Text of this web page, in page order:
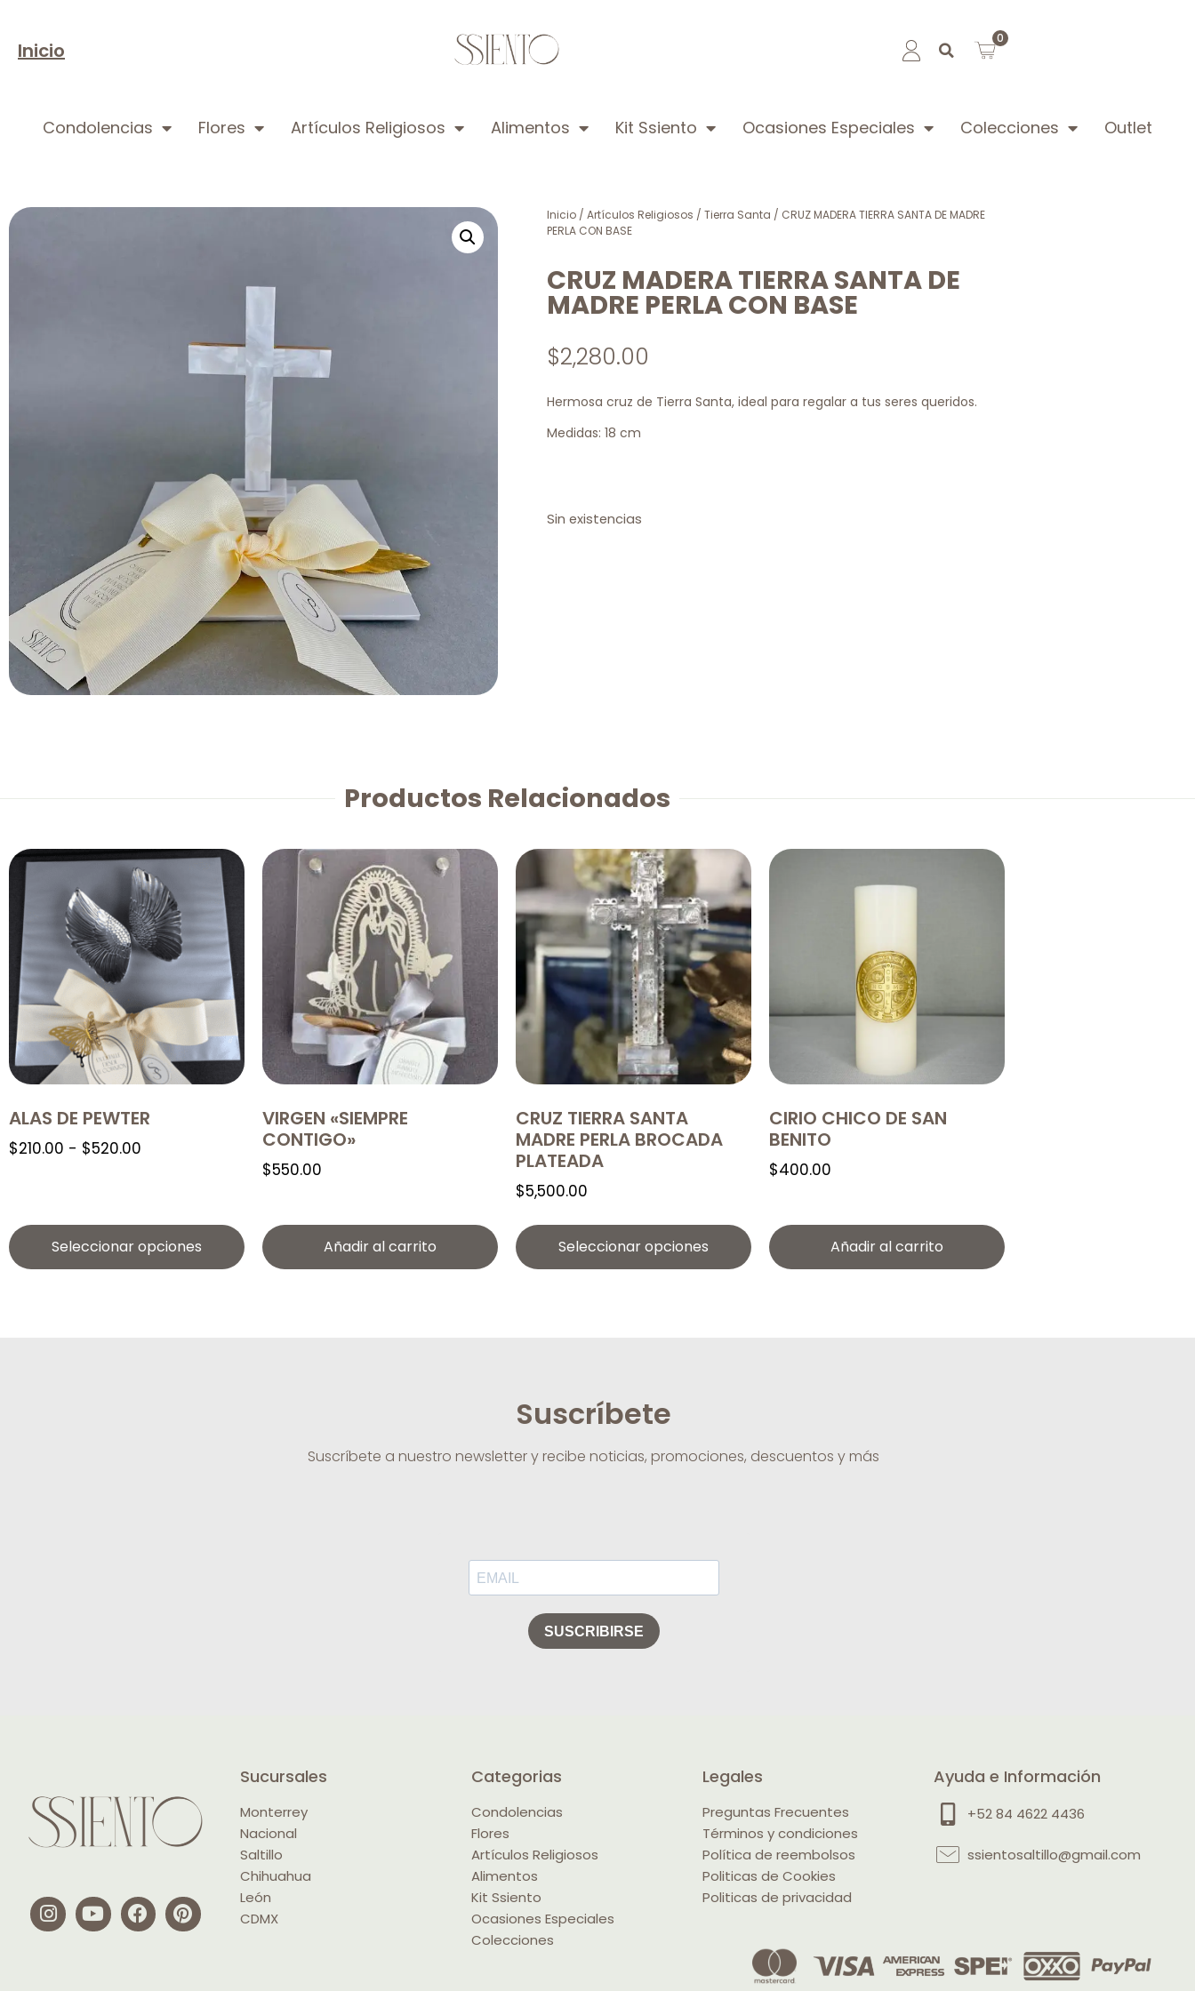
Inicio
0
Condolencias Flores Artículos Religiosos Alimentos Kit Ssiento Ocasiones Especiales Colecciones Outlet
Inicio / Artículos Religiosos / Tierra Santa / CRUZ MADERA TIERRA SANTA DE MADRE
PERLA CON BASE
CRUZ MADERA TIERRA SANTA DE
MADRE PERLA CON BASE
$2,280.00
Hermosa cruz de Tierra Santa, ideal para regalar a tus seres queridos.
Medidas: 18 cm
Sin existencias
Productos Relacionados
ALAS DE PEWTER
$210.00 - $520.00
Seleccionar opciones
VIRGEN «SIEMPRE
CONTIGO»
$550.00
Añadir al carrito
CRUZ TIERRA SANTA
MADRE PERLA BROCADA
PLATEADA
$5,500.00
Seleccionar opciones
CIRIO CHICO DE SAN
BENITO
$400.00
Añadir al carrito
Suscríbete
Suscríbete a nuestro newsletter y recibe noticias, promociones, descuentos y más
Sucursales
Monterrey
Nacional
Saltillo
Chihuahua
León
CDMX
Categorias
Condolencias
Flores
Artículos Religiosos
Alimentos
Kit Ssiento
Ocasiones Especiales
Colecciones
Legales
Preguntas Frecuentes
Términos y condiciones
Política de reembolsos
Politicas de Cookies
Politicas de privacidad
Ayuda e Información
+52 84 4622 4436
ssientosaltillo@gmail.com